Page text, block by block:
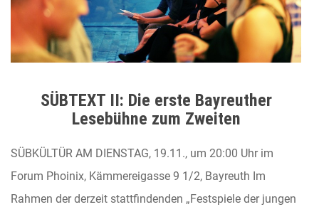
SÜBTEXT II: Die erste Bayreuther
Lesebühne zum Zweiten
SÜBKÜLTÜR AM DIENSTAG, 19.11., um 20:00 Uhr im
Forum Phoinix, Kämmereigasse 9 1/2, Bayreuth Im
Rahmen der derzeit stattfindenden „Festspiele der jungen